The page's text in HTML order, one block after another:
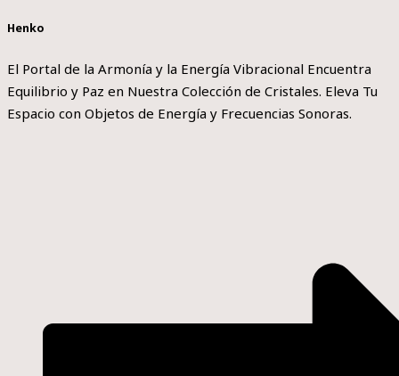
Henko
El Portal de la Armonía y la Energía Vibracional Encuentra
Equilibrio y Paz en Nuestra Colección de Cristales. Eleva Tu
Espacio con Objetos de Energía y Frecuencias Sonoras.